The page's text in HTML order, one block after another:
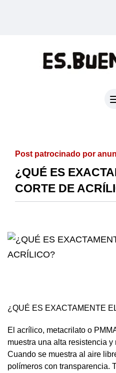
Post patrocinado por
¿QUÉ ES
CORTE DE
¿QUÉ ES EXACTAMENTE
El acrílico, metacrilato o
muestra una alta resistencia
Cuando se muestra al aire
polímeros con transparencia.